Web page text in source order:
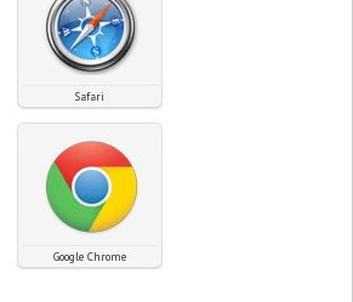
ПОДРОБНЕЕ
Safari
Google Chrome